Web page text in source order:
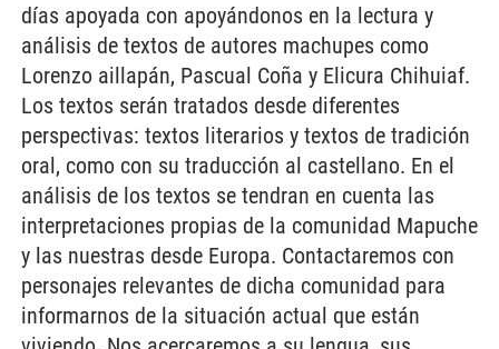
días apoyada con apoyándonos en la lectura y
análisis de textos de autores machupes como
Lorenzo aillapán, Pascual Coña y Elicura Chihuiaf.
Los textos serán tratados desde diferentes
perspectivas: textos literarios y textos de tradición
oral, como con su traducción al castellano. En el
análisis de los textos se tendran en cuenta las
interpretaciones propias de la comunidad Mapuche
y las nuestras desde Europa. Contactaremos con
personajes relevantes de dicha comunidad para
informarnos de la situación actual que están